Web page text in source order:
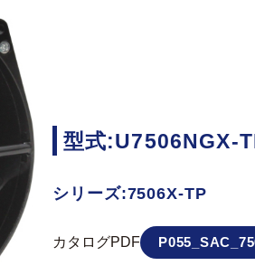
型式:U7506NGX-
シリーズ:7506X-TP
カタログPDF